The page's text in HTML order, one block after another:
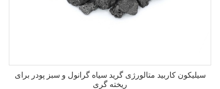
سیلیکون کاربید متالورژی گرید سیاه گرانول و سبز پودر برای
ریخته گری